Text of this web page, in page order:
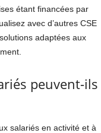
étant financées par
avec d’autres CSE
adaptées aux
peuvent-ils
salariés en activité et à